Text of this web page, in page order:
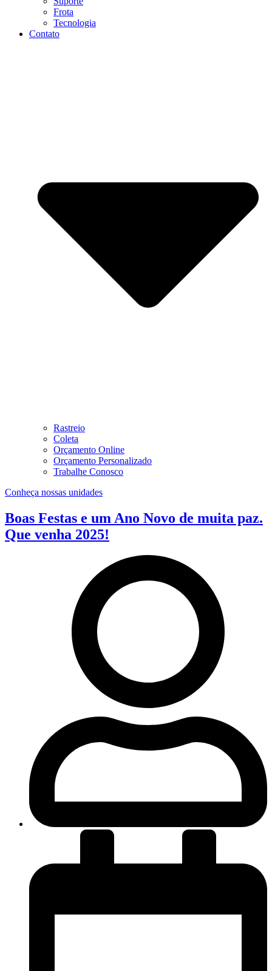
Frota
Tecnologia
Contato
Rastreio
Coleta
Orçamento Online
Orçamento Personalizado
Trabalhe Conosco
Conheça nossas unidades
Boas Festas e um Ano Novo de muita paz.
Que venha 2025!